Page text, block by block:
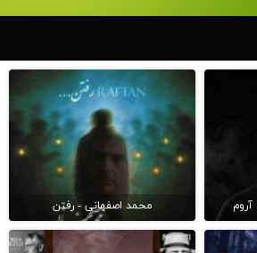
محمد اصفهانی - رفتن